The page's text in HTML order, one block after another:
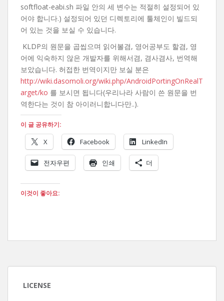
softfloat-eabi.sh 파일 안의 세 변수는 적절히 설정되어 있
어야 합니다.) 설정되어 있던 디렉토리에 툴체인이 빌드되
어 있는 것을 보실 수 있습니다.
KLDP의 원문을 곱씹으며 읽어볼겸, 영어공부도 할겸, 영
어에 익숙하지 않은 개발자를 위해서겸, 겸사겸사, 번역해
보았습니다. 허접한 번역이지만 보실 분은
http://wiki.dasomoli.org/wiki.php/AndroidPortingOnRealT
arget/ko 를 보시면 됩니다(우리나라 사람이 쓴 원문을 번
역한다는 것이 참 아이러니합니다만..).
이 글 공유하기:
X Facebook LinkedIn
전자우편 인쇄 더
이것이 좋아요:
LICENSE